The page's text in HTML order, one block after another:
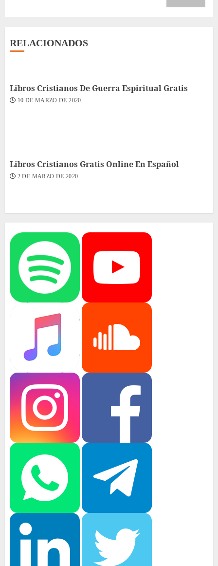
RELACIONADOS
Libros Cristianos De Guerra Espiritual Gratis
10 DE MARZO DE 2020
Libros Cristianos Gratis Online En Español
2 DE MARZO DE 2020